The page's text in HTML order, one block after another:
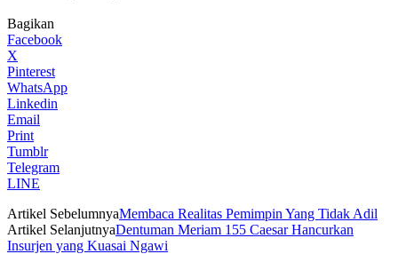
Bagikan
Facebook
X
Pinterest
WhatsApp
Linkedin
Email
Print
Tumblr
Telegram
LINE
Artikel SebelumnyaMembaca Realitas Pemimpin Yang Tidak Adil
Artikel SelanjutnyaDentuman Meriam 155 Caesar Hancurkan
Insurjen yang Kuasai Ngawi